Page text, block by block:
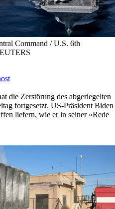
Command / U.S. 6th
die Zerstörung des abgeriegelten
fortgesetzt. US-Präsident Biden
liefern, wie er in seiner »Rede